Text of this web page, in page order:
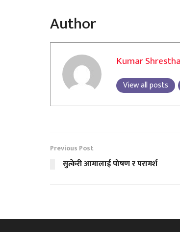
Author
Kumar Shrestha
View all posts
Previous Post
सुत्केरी आमालाई पोषण र परामर्श